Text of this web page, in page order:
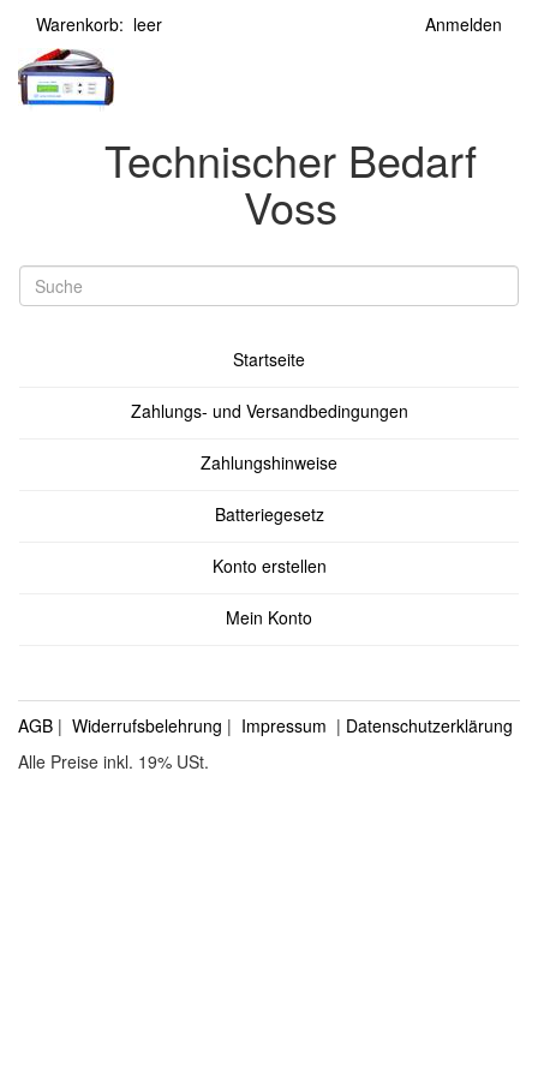
Warenkorb: leer Anmelden
Technischer Bedarf
Voss
Startseite
Zahlungs- und Versandbedingungen
Zahlungshinweise
Batteriegesetz
Konto erstellen
Mein Konto
AGB | Widerrufsbelehrung | Impressum | Datenschutzerklärung
Alle Preise inkl. 19% USt.